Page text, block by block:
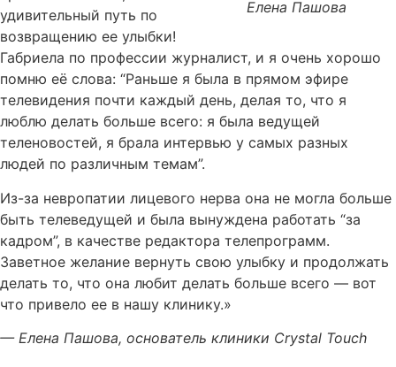
Елена Пашова
удивительный путь по
возвращению ее улыбки!
Габриела по профессии журналист, и я очень хорошо
помню её слова: “Раньше я была в прямом эфире
телевидения почти каждый день, делая то, что я
люблю делать больше всего: я была ведущей
теленовостей, я брала интервью у самых разных
людей по различным темам”.
Из-за невропатии лицевого нерва она не могла больше
быть телеведущей и была вынуждена работать “за
кадром”, в качестве редактора телепрограмм.
Заветное желание вернуть свою улыбку и продолжать
делать то, что она любит делать больше всего — вот
что привело ее в нашу клинику.»
— Елена Пашова, основатель клиники Crystal Touch